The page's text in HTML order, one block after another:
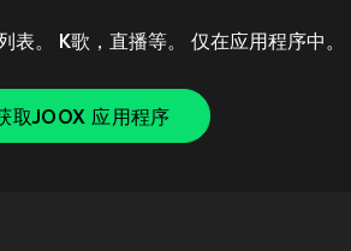
表。 K歌，直播等。 仅在应用程序中。
取JOOX 应用程序